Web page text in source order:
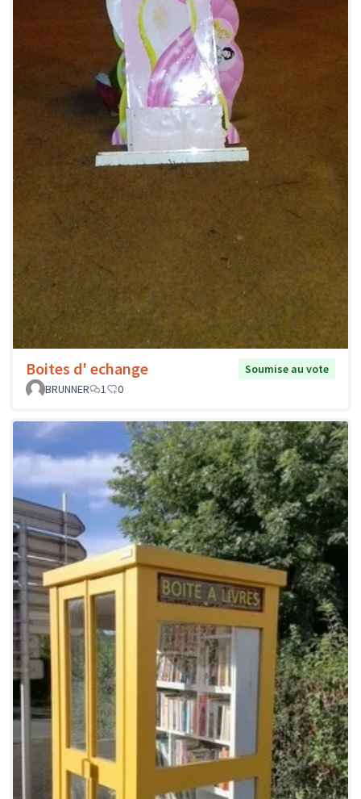
Boites d' echange
Soumise au vote
BRUNNER
1 0